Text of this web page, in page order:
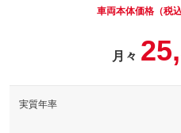
このパックの
車両本体価格（税
月々
実質年率